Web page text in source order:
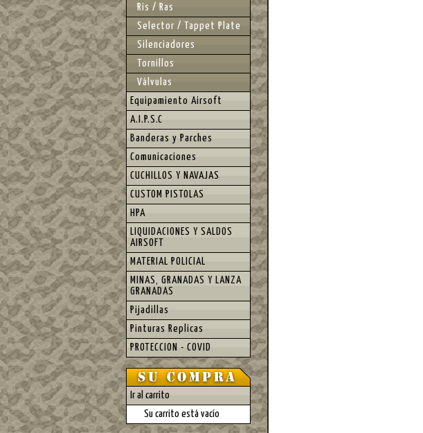
Ris / Ras
Selector / Tappet Plate
Silenciadores
Tornillos
Válvulas
Equipamiento Airsoft
A.I.P.S.C
Banderas y Parches
Comunicaciones
CUCHILLOS Y NAVAJAS
CUSTOM PISTOLAS
HPA
LIQUIDACIONES Y SALDOS
AIRSOFT
MATERIAL POLICIAL
MINAS, GRANADAS Y LANZA
GRANADAS
Pijadillas
Pinturas Replicas
PROTECCION - COVID
Ir al carrito
Su carrito está vacío